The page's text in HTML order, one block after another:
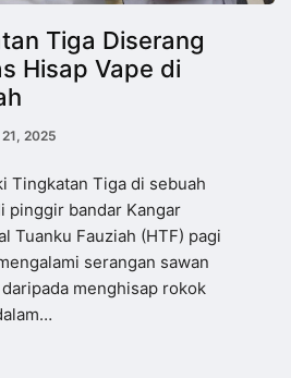
Tiga Diserang
Hisap Vape di
2025
Tingkatan Tiga di sebuah
pinggir bandar Kangar
Tuanku Fauziah (HTF) pagi
serangan sawan
menghisap rokok